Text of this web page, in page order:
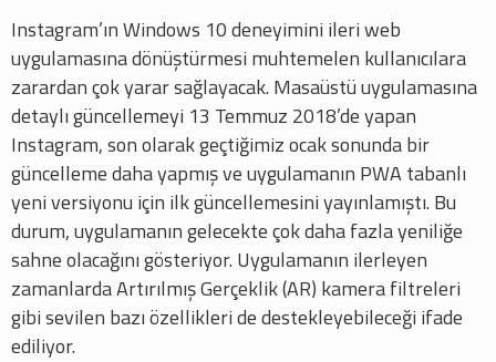
Instagram’ın Windows 10 deneyimini ileri web
uygulamasına dönüştürmesi muhtemelen kullanıcılara
zarardan çok yarar sağlayacak. Masaüstü uygulamasına
detaylı güncellemeyi 13 Temmuz 2018’de yapan
Instagram, son olarak geçtiğimiz ocak sonunda bir
güncelleme daha yapmış ve uygulamanın PWA tabanlı
yeni versiyonu için ilk güncellemesini yayınlamıştı. Bu
durum, uygulamanın gelecekte çok daha fazla yeniliğe
sahne olacağını gösteriyor. Uygulamanın ilerleyen
zamanlarda Artırılmış Gerçeklik (AR) kamera filtreleri
gibi sevilen bazı özellikleri de destekleyebileceği ifade
ediliyor.